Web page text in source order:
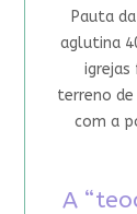
Pauta
aglutina
igrejas
terreno de
com a
A